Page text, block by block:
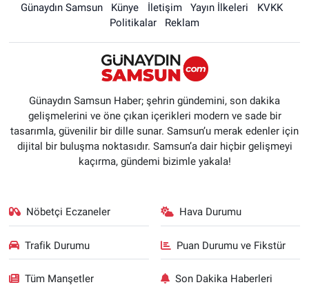
Günaydın Samsun Künye İletişim Yayın İlkeleri
KVKK
Politikalar
Reklam
Günaydın Samsun Haber; şehrin gündemini, son dakika
gelişmelerini ve öne çıkan içerikleri modern ve sade bir
tasarımla, güvenilir bir dille sunar. Samsun’u merak edenler için
dijital bir buluşma noktasıdır. Samsun’a dair hiçbir gelişmeyi
kaçırma, gündemi bizimle yakala!
Nöbetçi Eczaneler Hava Durumu
Trafik Durumu Puan Durumu ve Fikstür
Tüm Manşetler Son Dakika Haberleri